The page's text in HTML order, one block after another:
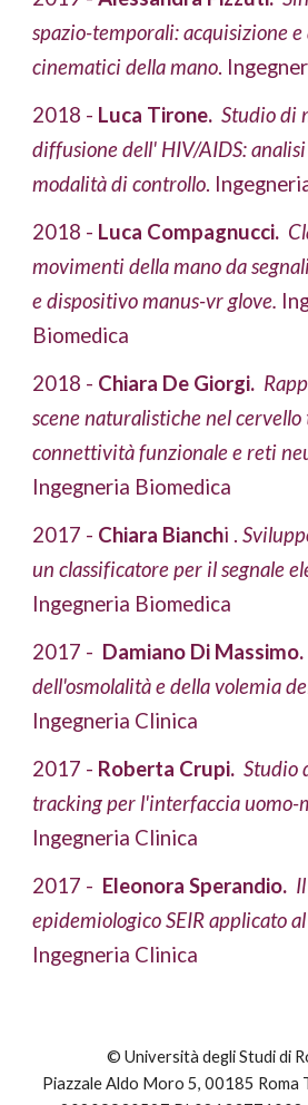
spazio-temporali: acquisizione
cinematici della mano.
2018 - Luca Tirone. Studio di
diffusione dell' HIV/AIDS:
modalità di controllo.
2018 - Luca Compagnucci.
movimenti della mano da
e dispositivo manus-vr glove.
Biomedica
2018 - Chiara De Giorgi.
scene naturalistiche nel
connettività funzionale e reti
Ingegneria Biomedica
2017 - Chiara Bianchi .
un classificatore per il segnale
Ingegneria Biomedica
2017 - Damiano Di Massimo.
dell'osmolalità e della volemia
Ingegneria Clinica
2017 - Roberta Crupi. Studio
Ingegneria Clinica
2017 - Eleonora Sperandio.
epidemiologico SEIR applicato
Ingegneria Clinica
© Università degli Studi di
Piazzale Aldo Moro 5, 00185 Roma